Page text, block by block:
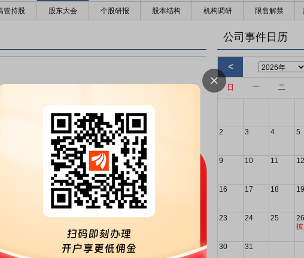
管持股 股东大会 个股研报 股本结构 机构调研 限售解禁
2026年半年报预约2026年08月26日披露
06月10日公布2025年年报分红，股权登记日：2026年06
除息日：2026年06月17日；分配方案：10派3.85元(含税,
)[正式]
06月10日发布
公司事件日历
<
日 一 二
2 3 4 5
9 10 11 12
16 17 18 19
23 24 25 26
30 31